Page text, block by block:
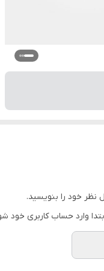
نظر خود را بنویسید.
وارد حساب کاربری خود